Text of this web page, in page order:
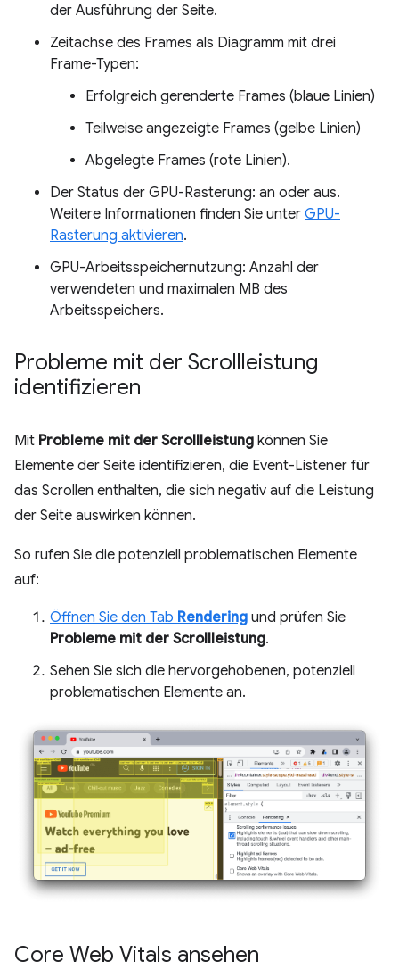
der Ausführung der Seite.
Zeitachse des Frames als Diagramm mit drei
Frame-Typen:
Erfolgreich gerenderte Frames (blaue Linien)
Teilweise angezeigte Frames (gelbe Linien)
Abgelegte Frames (rote Linien).
Der Status der GPU-Rasterung: an oder aus.
Weitere Informationen finden Sie unter GPU-
Rasterung aktivieren.
GPU-Arbeitsspeichernutzung: Anzahl der
verwendeten und maximalen MB des
Arbeitsspeichers.
Probleme mit der Scrollleistung
identifizieren
Mit Probleme mit der Scrollleistung können Sie
Elemente der Seite identifizieren, die Event-Listener für
das Scrollen enthalten, die sich negativ auf die Leistung
der Seite auswirken können.
So rufen Sie die potenziell problematischen Elemente
auf:
Öffnen Sie den Tab Rendering und prüfen Sie
Probleme mit der Scrollleistung.
Sehen Sie sich die hervorgehobenen, potenziell
problematischen Elemente an.
Core Web Vitals ansehen